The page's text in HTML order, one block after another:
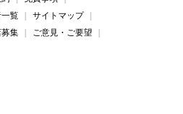
覧
サイトマップ
集
ご意見・ご要望